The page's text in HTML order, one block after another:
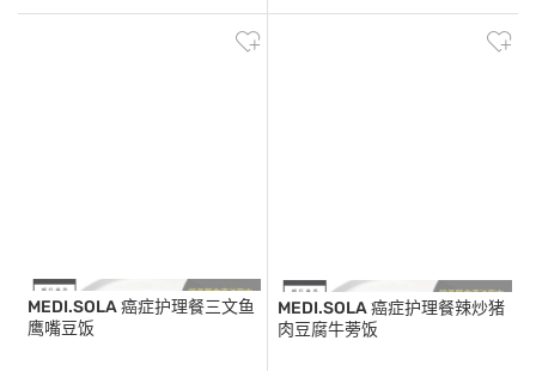
MEDI.SOLA癌症护理餐三文鱼
鹰嘴豆饭
MEDI.SOLA癌症护理餐辣炒猪
肉豆腐牛蒡饭